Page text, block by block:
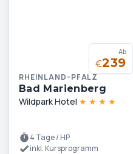
Ab
€239
RHEINLAND-PFALZ
Bad Marienberg
Wildpark Hotel ★ ★ ★ ★
4 Tage / HP
inkl. Kursprogramm